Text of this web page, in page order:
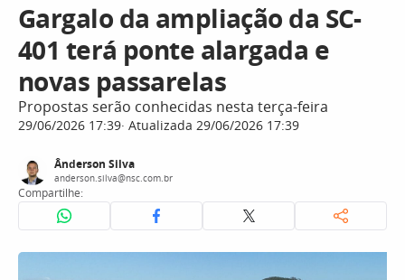
Gargalo da ampliação da SC-
401 terá ponte alargada e
novas passarelas
Propostas serão conhecidas nesta terça-feira
29/06/2026 17:39 Atualizada 29/06/2026 17:39
Ânderson Silva
anderson.silva@nsc.com.br
Compartilhe: